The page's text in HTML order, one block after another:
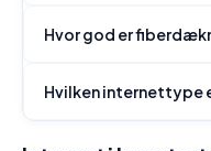
Hvor god er
Hvilken internettype